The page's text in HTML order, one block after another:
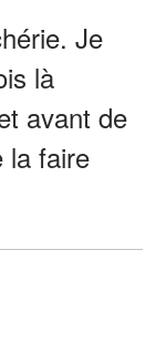
Je
là
avant de
la faire